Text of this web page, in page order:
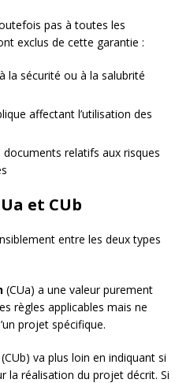
pas à toutes les
exclus de cette garantie :
la sécurité ou à la salubrité
affectant l’utilisation des
relatifs aux risques
et CUb
entre les deux types
(CUa) a une valeur purement
règles applicables mais ne
projet spécifique.
(CUb) va plus loin en indiquant si
la réalisation du projet décrit. Si